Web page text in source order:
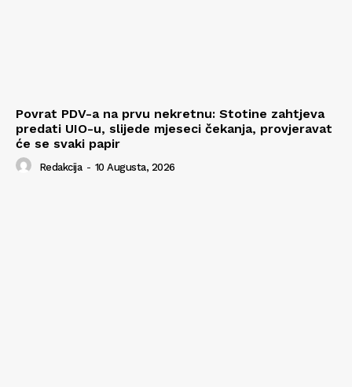
Povrat PDV-a na prvu nekretnu: Stotine zahtjeva
predati UIO-u, slijede mjeseci čekanja, provjeravat
će se svaki papir
Redakcija - 10 Augusta, 2026